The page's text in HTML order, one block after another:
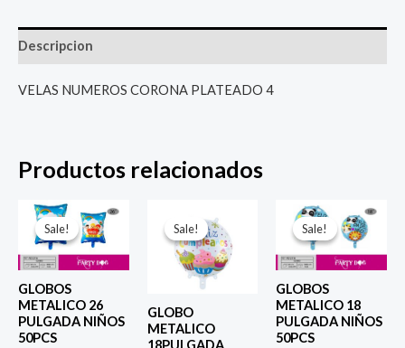
Descripcion
VELAS NUMEROS CORONA PLATEADO 4
Productos relacionados
Sale!
Sale!
GLOBOS
METALICO 26
PULGADA NIÑOS
50PCS
El
precio
original
era:
El
Sale!
Sale!
GLOBO
METALICO
18PULGADA
precio
original
era:
$ 4.000.
Sale!
Sale!
GLOBOS
METALICO 18
PULGADA NIÑOS
50PCS
precio
original
era:
El